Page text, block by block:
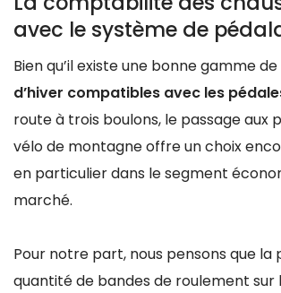
avec le système de
Bien qu’il existe une bonne gamme de
d’hiver compatibles avec les
route à trois boulons, le passage aux
vélo de montagne offre un choix
en particulier dans le segment
marché.
Pour notre part, nous pensons que la
quantité de bandes de roulement sur